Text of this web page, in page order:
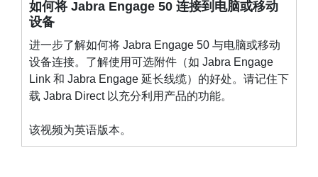
如何将 Jabra Engage 50 连接到电脑或移动
设备
进一步了解如何将 Jabra Engage 50 与电脑或移动
设备连接。了解使用可选附件（如 Jabra Engage
Link 和 Jabra Engage 延长线缆）的好处。请记住下
载 Jabra Direct以充分利用产品的功能。
该视频为英语版本。